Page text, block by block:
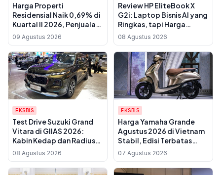
Harga Properti
Residensial Naik 0,69% di
Kuartal II 2026, Penjualan
Rumah Mulai Membaik
09 Agustus 2026
Review HP EliteBook X
G2i: Laptop Bisnis AI yang
Ringkas, tapi Harga
Premiumnya Perlu
Dipertimbangkan
08 Agustus 2026
EKSBIS
Test Drive Suzuki Grand
Vitara di GIIAS 2026:
Kabin Kedap dan Radius
Putar 5,4 Meter
08 Agustus 2026
EKSBIS
Harga Yamaha Grande
Agustus 2026 di Vietnam
Stabil, Edisi Terbatas
2025 Paling Mahal
07 Agustus 2026